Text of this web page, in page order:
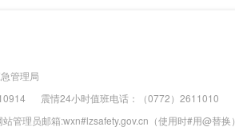
管理局
震情24小时值班电话：（0772）2611010
管理员邮箱:wxn#lzsafety.gov.cn（使用时#用@替换）